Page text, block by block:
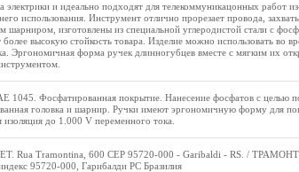
и идеально подходят для телекоммуникацонных работ
использования. Инструмент отлично прорезает провода,
изготовлены из специальной углеродистой стали с
высокую стойкость товара. Изделие можно использовать во
Эргономичная форма ручек длинногубцев вместе с мягким их
1045. Фосфатированная покрытие. Нанесение фосфатов с целью
головка и шарнир. Ручки имеют эргономичную форму для
до 1.000 V переменного тока.
Rua Tramontina, 600 CEP 95720-000 - Garibaldi - RS. /
95720-000, Гарибалди РС Бразилия